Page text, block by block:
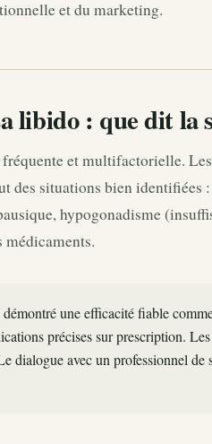
et du marketing.
libido : que dit la
et multifactorielle.
des situations bien identifiées
hypogonadisme
médicaments.
une efficacité fiable
précises sur prescription.
dialogue avec un professionnel de